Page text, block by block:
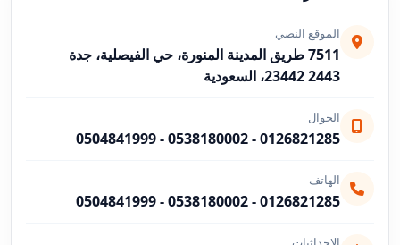
الموقع النصي
7511 طريق المدينة المنورة، حي الفيصلية، جدة
23442 2443، السعودية
الجوال
0126821285
-
0538180002
-
0504841999
الهاتف
0126821285
-
0538180002
-
0504841999